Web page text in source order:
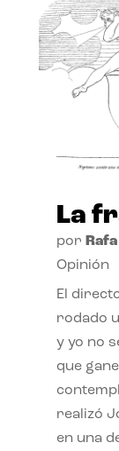
La
por
Opinión
El
rodado
y yo no
que
realizó
en una